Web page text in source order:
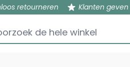
retourneren Klanten
de hele winkel